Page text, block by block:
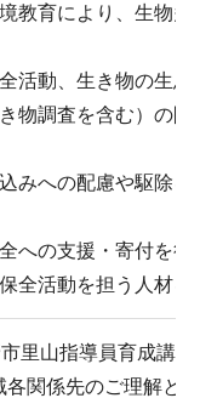
教育により、生物多
活動、生き物の生息
物調査を含む）の開
みへの配慮や駆除を
への支援・寄付を行
全活動を担う人材を
里山指導員育成講
関係先のご理解と